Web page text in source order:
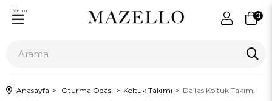
0
Menu
Anasayfa Oturma Odası Koltuk Takımı Dallas Koltuk Takımı